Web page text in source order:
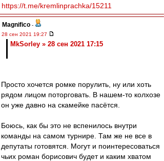
https://t.me/kremlinprachka/15211
Magnifico -
28 сен 2021 19:27
MkSorley » 28 сен 2021 17:15
Просто хочется ромке порулить, ну или хоть
рядом лицом поторговать. В нашем-то колхозе
он уже давно на скамейке пасётся.
Боюсь, как бы это не вспенилось внутри
команды на самом турнире. Там же не все в
депутаты готовятся. Могут и поинтересоваться
чьих роман борисович будет и каким хватом